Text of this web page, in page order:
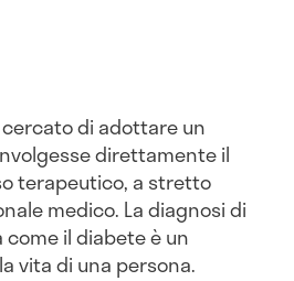
di adottare un
direttamente il
terapeutico, a stretto
medico. La diagnosi di
il diabete è un
vita di una persona.